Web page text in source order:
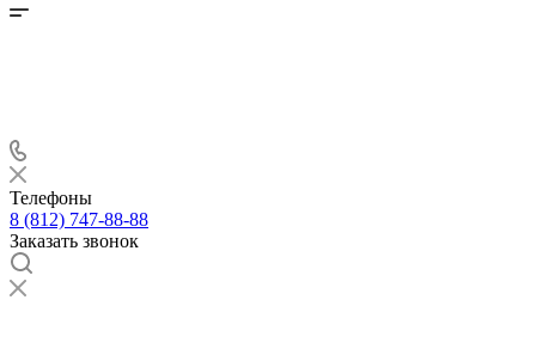
Телефоны
8 (812) 747-88-88
Заказать звонок